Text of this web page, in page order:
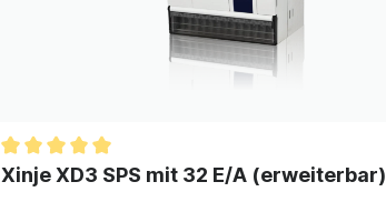
Xinje XD3 SPS mit 32 E/A (erweiterbar)